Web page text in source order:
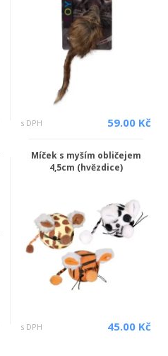
s DPH 59.00 Kč
Míček s myším obličejem
4,5cm (hvězdice)
s DPH 45.00 Kč